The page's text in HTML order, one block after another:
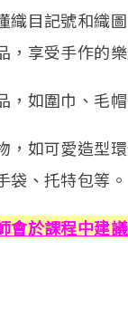
織目記號和織
，享受手作的樂
，如圍巾、毛
，如可愛造型
袋、托特包等。
會於課程中建